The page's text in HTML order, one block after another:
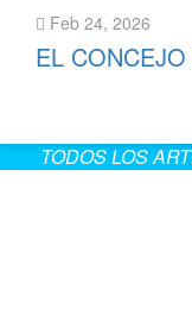
Feb 24, 2026
EL
TODOS LOS